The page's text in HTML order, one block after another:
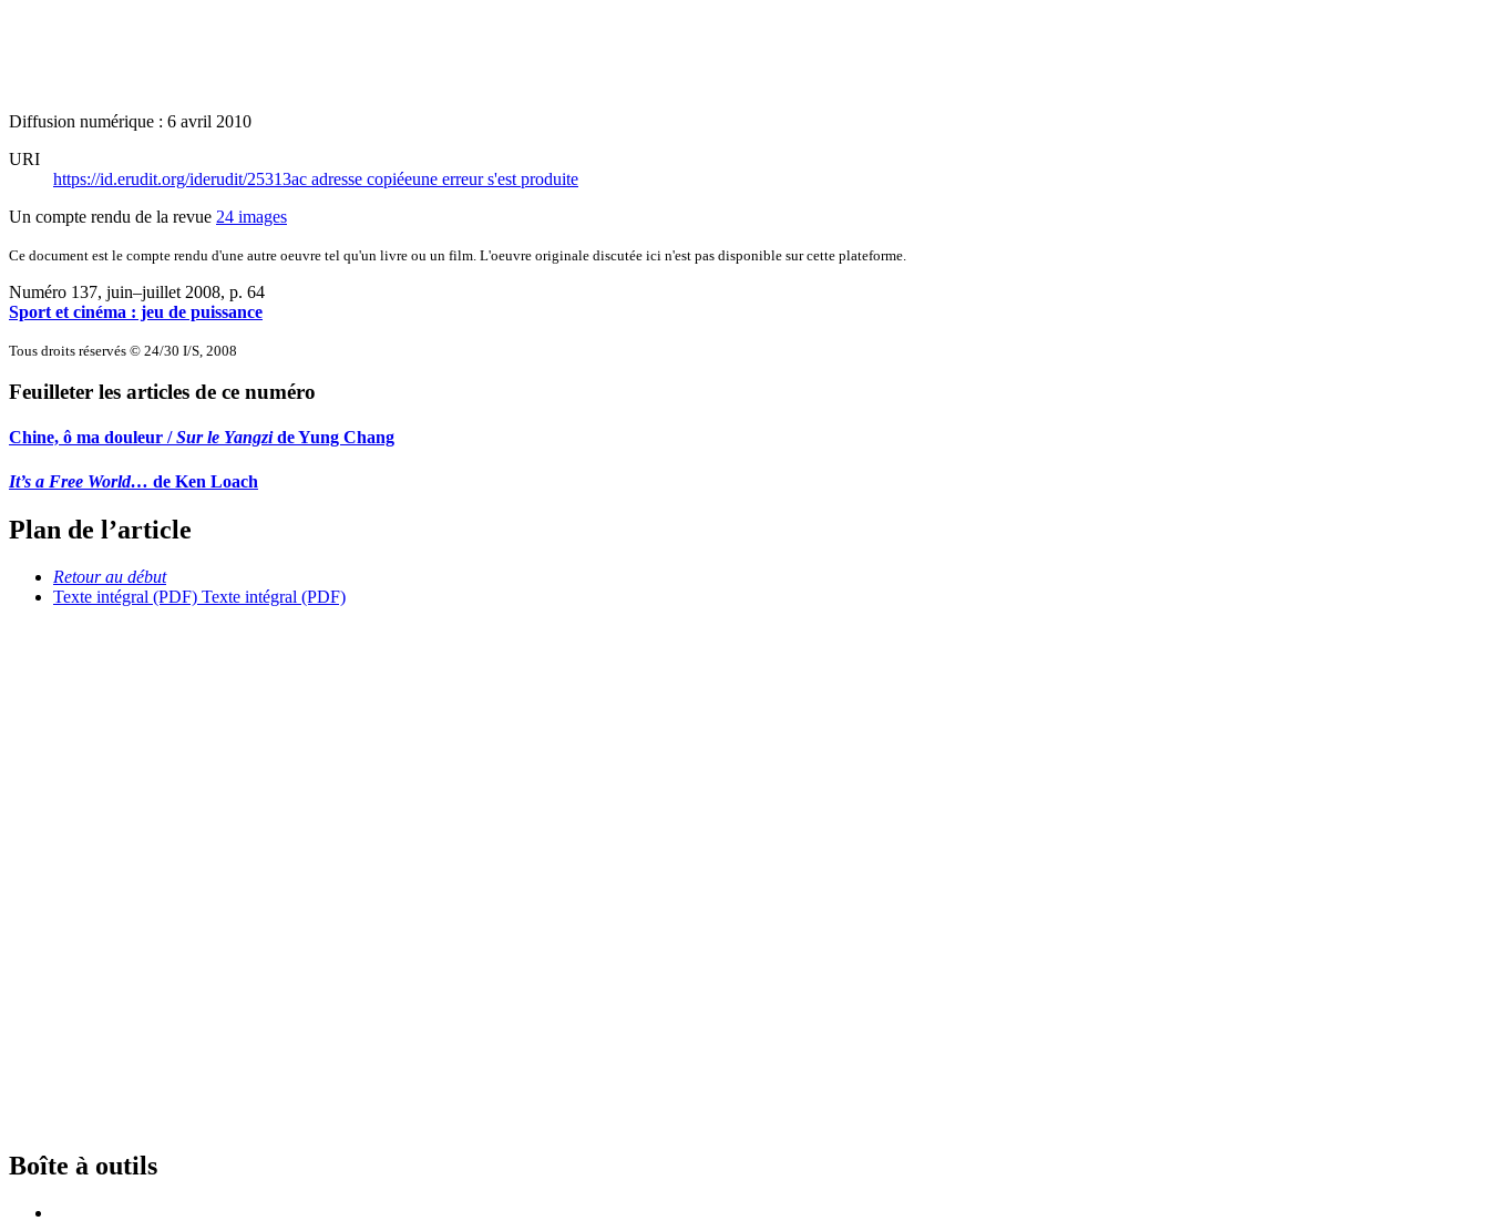
Diffusion numérique : 6 avril 2010
URI
https://id.erudit.org/iderudit/25313ac adresse copiéeune erreur s'est produite
Un compte rendu de la revue 24 images
Ce document est le compte rendu d'une autre oeuvre tel qu'un livre ou un film. L'oeuvre originale discutée ici n'est pas disponible sur cette plateforme.
Numéro 137, juin–juillet 2008, p. 64
Sport et cinéma : jeu de puissance
Tous droits réservés © 24/30 I/S, 2008
Feuilleter les articles de ce numéro
Chine, ô ma douleur /Sur le Yangzide Yung Chang
It’s a Free World… de Ken Loach
Plan de l’article
Retour au début
Texte intégral (PDF) Texte intégral (PDF)
Boîte à outils